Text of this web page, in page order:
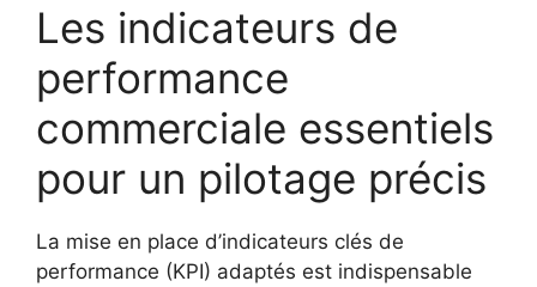
Les indicateurs de
performance
commerciale essentiels
pour un pilotage précis
La mise en place d’indicateurs clés de
performance (KPI) adaptés est indispensable